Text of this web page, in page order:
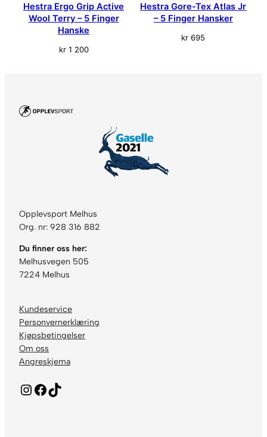
Hestra Ergo Grip Active
Wool Terry – 5 Finger
Hanske
kr1 200
Hestra Gore-Tex Atlas Jr
– 5 Finger Hansker
kr 695
Opplevsport Melhus
Org. nr: 928 316 882
Du finner oss her:
Melhusvegen 505
7224 Melhus
Kundeservice
Personvernerklæring
Kjøpsbetingelser
Om oss
Angreskjema
Instagram Facebook TikTok